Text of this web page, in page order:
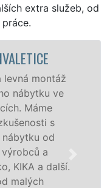
extra služeb, od
různých
Ikei či